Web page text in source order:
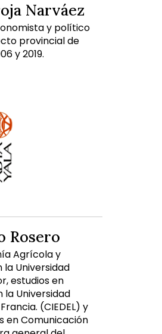
Narváez
y político
provincial de
y 2019.
Rosero
Agrícola y
la Universidad
estudios en
la Universidad
(CIEDEL) y
en Comunicación